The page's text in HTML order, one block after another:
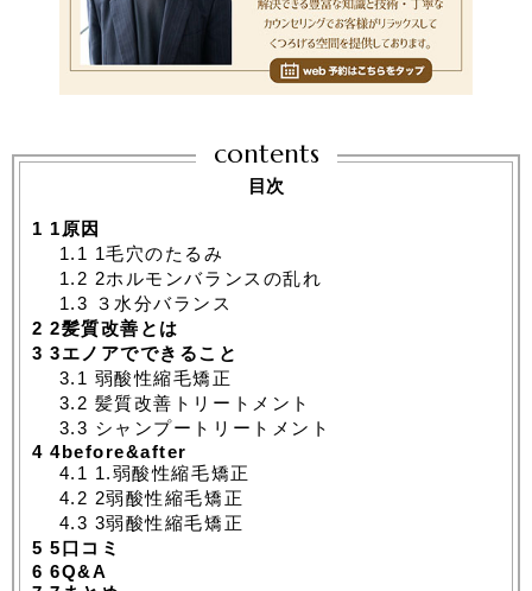
contents
目次
1 1原因
1.1 1毛穴のたるみ
1.2 2ホルモンバランスの乱れ
1.3 ３水分バランス
2 2髪質改善とは
3 3エノアでできること
3.1 弱酸性縮毛矯正
3.2 髪質改善トリートメント
3.3 シャンプートリートメント
4 4before&after
4.1 1.弱酸性縮毛矯正
4.2 2弱酸性縮毛矯正
4.3 3弱酸性縮毛矯正
5 5口コミ
6 6Q&A